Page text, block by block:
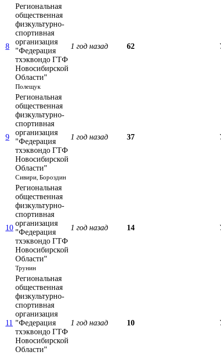
8
Региональная
общественная
физкультурно-
спортивная
организация
"Федерация
тхэквондо ГТФ
Новосибирской
Области"
Полещук
1 год назад 62
9
Региональная
общественная
физкультурно-
спортивная
организация
"Федерация
тхэквондо ГТФ
Новосибирской
Области"
Сивири, Бороздин
1 год назад 37
10
Региональная
общественная
физкультурно-
спортивная
организация
"Федерация
тхэквондо ГТФ
Новосибирской
Области"
Трунин
1 год назад 14
11
Региональная
общественная
физкультурно-
спортивная
организация
"Федерация
тхэквондо ГТФ
Новосибирской
Области"
1 год назад 10